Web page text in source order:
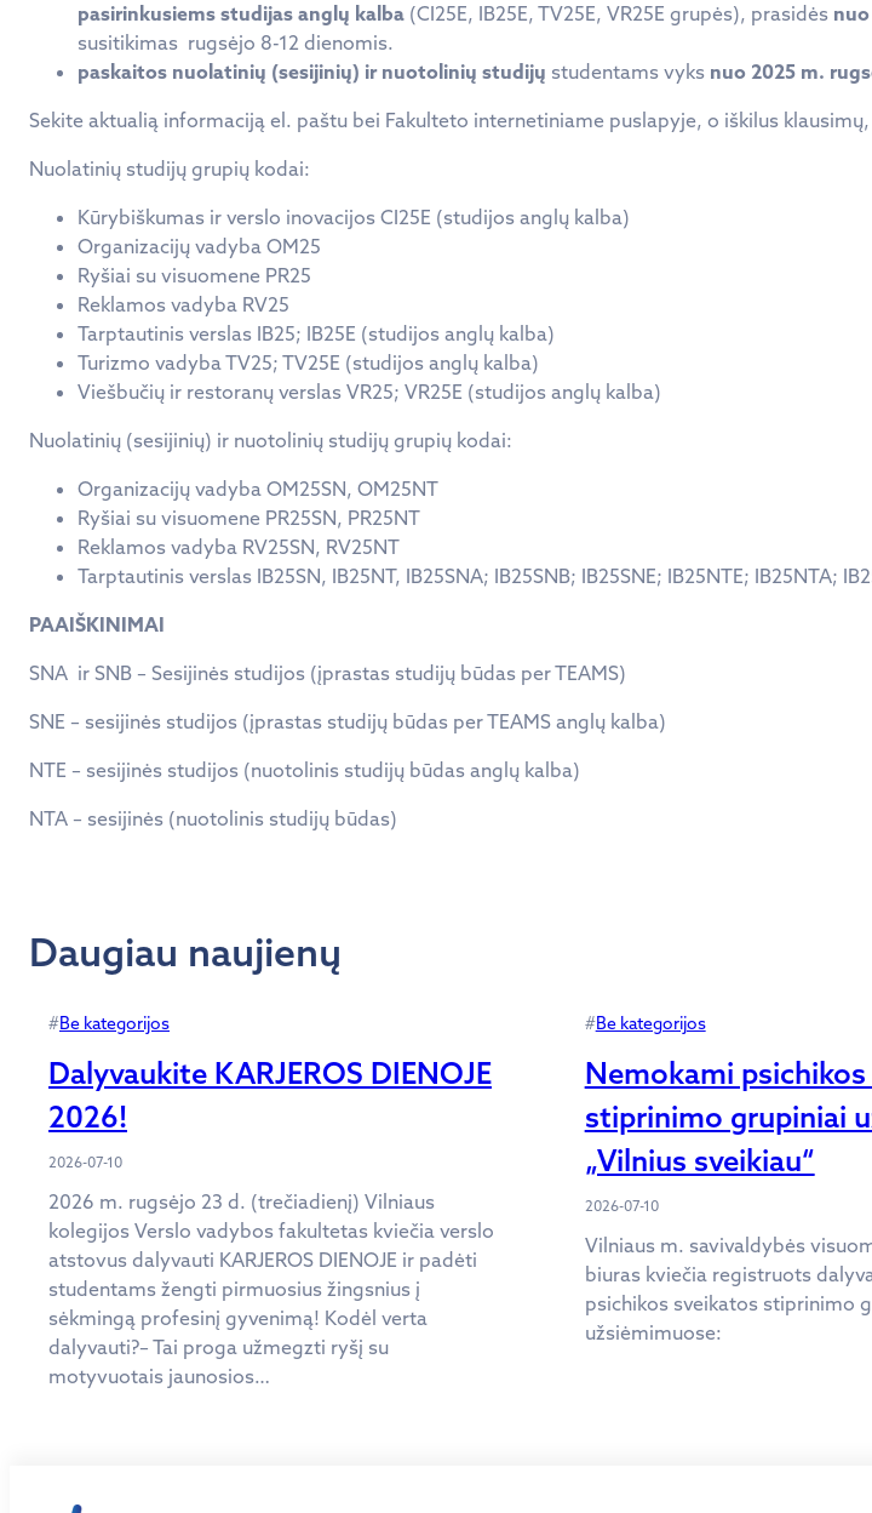
pasirinkusiems studijas anglų kalba (CI25E, IB25E, TV25E, VR25E grupės), prasidės
susitikimas rugsėjo 8-12 dienomis.
paskaitos nuolatinių (sesijinių) ir nuotolinių studijų studentams vyks nuo 2025 m.
Sekite aktualią informaciją el. paštu bei Fakulteto internetiniame puslapyje, o iškilus
Nuolatinių studijų grupių kodai:
Kūrybiškumas ir verslo inovacijos CI25E (studijos anglų kalba)
Organizacijų vadyba OM25
Ryšiai su visuomene PR25
Reklamos vadyba RV25
Tarptautinis verslas IB25; IB25E (studijos anglų kalba)
Turizmo vadyba TV25; TV25E (studijos anglų kalba)
Viešbučių ir restoranų verslas VR25; VR25E (studijos anglų kalba)
Nuolatinių (sesijinių) ir nuotolinių studijų grupių kodai:
Organizacijų vadyba OM25SN, OM25NT
Ryšiai su visuomene PR25SN, PR25NT
Reklamos vadyba RV25SN, RV25NT
Tarptautinis verslas IB25SN, IB25NT, IB25SNA; IB25SNB; IB25SNE; IB25NTE; IB25NTA;
PAAIŠKINIMAI
SNA ir SNB – Sesijinės studijos (įprastas studijų būdas per TEAMS)
SNE – sesijinės studijos (įprastas studijų būdas per TEAMS anglų kalba)
NTE – sesijinės studijos (nuotolinis studijų būdas anglų kalba)
NTA – sesijinės (nuotolinis studijų būdas)
Daugiau naujienų
#Be kategorijos
Dalyvaukite KARJEROS DIENOJE
2026!
2026-07-10
2026 m. rugsėjo 23 d. (trečiadienį) Vilniaus
kolegijos Verslo vadybos fakultetas kviečia verslo
atstovus dalyvauti KARJEROS DIENOJE ir padėti
studentams žengti pirmuosius žingsnius į
sėkmingą profesinį gyvenimą! Kodėl verta
dalyvauti?– Tai proga užmegzti ryšį su
motyvuotais jaunosios…
#Be kategorijos
Nemokami
stiprinimo grupiniai
„Vilnius sveikiau“
2026-07-10
Vilniaus m. savivaldybės
biuras kviečia registruots
psichikos sveikatos stiprinimo
užsiėmimuose: